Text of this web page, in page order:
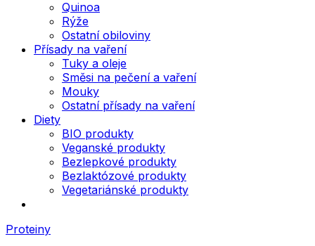
Quinoa
Rýže
Ostatní obiloviny
Přísady na vaření
Tuky a oleje
Směsi na pečení a vaření
Mouky
Ostatní přísady na vaření
Diety
BIO produkty
Veganské produkty
Bezlepkové produkty
Bezlaktózové produkty
Vegetariánské produkty
Proteiny